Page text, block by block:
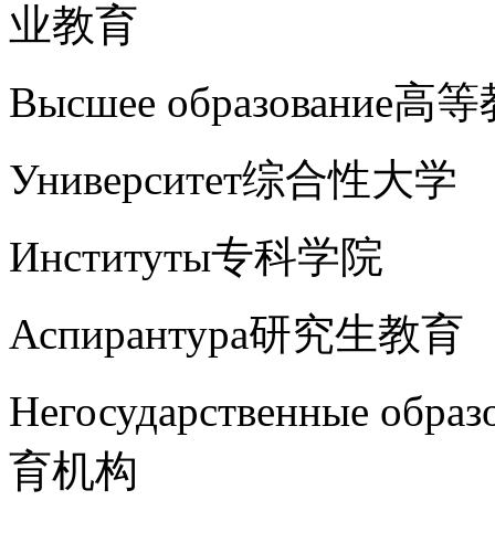
业教育
Высшее образование高
Университет综合性大学
Институты专科学院
Аспирантура研究生教育
Негосударственные
育机构